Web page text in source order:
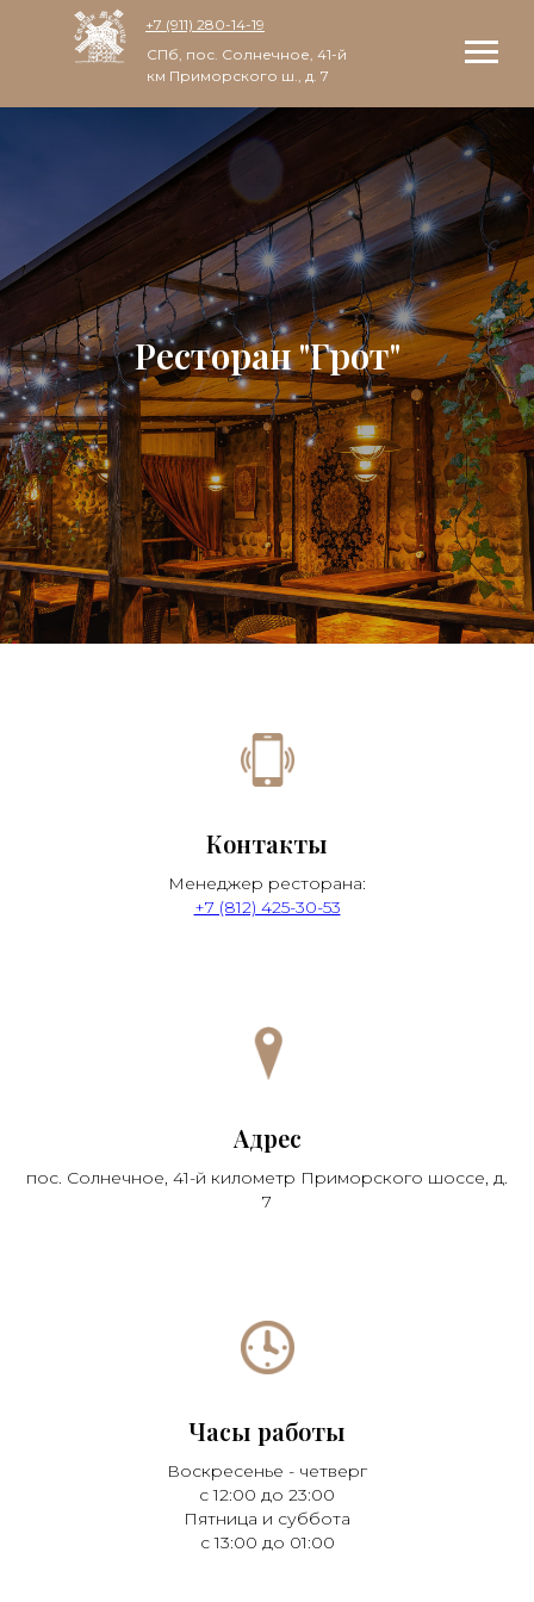
СПб, пос. Солнечное, 41-й
км Приморского ш., д. 7
+7 (911) 280-14-19
Ресторан "Грот"
Контакты
Менеджер ресторана:
+7 (812) 425-30-53
Адрес
пос. Солнечное, 41-й километр Приморского шоссе, д.
7
Часы работы
Воскресенье - четверг
с 12:00 до 23:00
Пятница и суббота
с 13:00 до 01:00